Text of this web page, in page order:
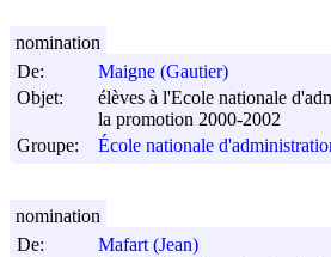
De:
Maigne (Gautier)
Objet:
élèves à l'Ecole nationale
la promotion 2000-2002
Groupe:
École nationale
nomination
De:
Mafart (Jean)
nomination